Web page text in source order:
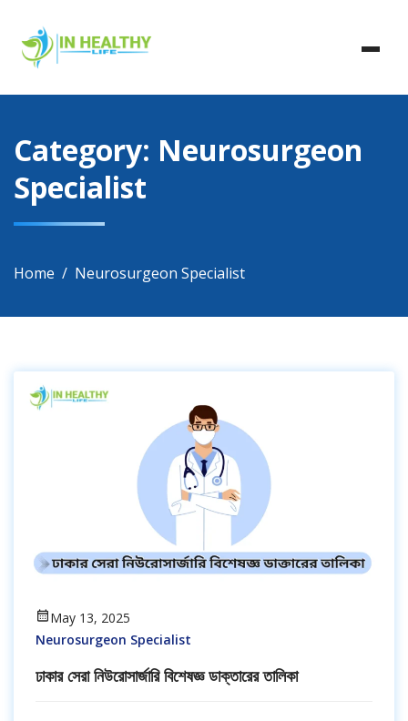
content
In Healthy Life
In Healthy Life, Healthy Life, Health Life, Doctor List,
Doctor Listing
Category: Neurosurgeon
Specialist
Home Neurosurgeon Specialist
May 13, 2025
Neurosurgeon Specialist
ঢাকার সেরা নিউরোসার্জারি বিশেষজ্ঞ ডাক্তারের তালিকা